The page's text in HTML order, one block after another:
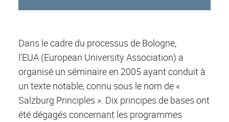
Dans le cadre du processus de Bologne,
l'EUA (European University Association) a
organisé un séminaire en 2005 ayant conduit à
un texte notable, connu sous le nom de «
Salzburg Principles ». Dix principes de bases ont
été dégagés concernant les programmes